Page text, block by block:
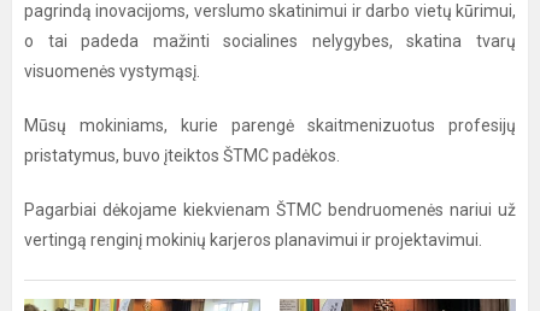
pagrindą inovacijoms, verslumo skatinimui ir darbo vietų kūrimui,
o tai padeda mažinti socialines nelygybes, skatina tvarų
visuomenės vystymąsį.
Mūsų mokiniams, kurie parengė skaitmenizuotus profesijų
pristatymus, buvo įteiktos ŠTMC padėkos.
Pagarbiai dėkojame kiekvienam ŠTMC bendruomenės nariui už
vertingą renginį mokinių karjeros planavimui ir projektavimui.